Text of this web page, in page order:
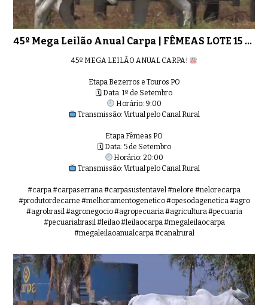
45º Mega Leilão Anual Carpa | FÊMEAS LOTE 15 - 5434
45º MEGA LEILÃO ANUAL CARPA!
Etapa Bezerros e Touros PO
🗓 Data: 1º de Setembro
Horário: 9:00
Transmissão: Virtual pelo Canal Rural
Etapa Fêmeas PO
🗓 Data: 5 de Setembro
Horário: 20:00
Transmissão: Virtual pelo Canal Rural
#carpa #carpaserrana #carpasustentavel #nelore #nelorecarpa
#produtordecarne #melhoramentogenetico #opesodagenetica #agro
#agrobrasil #agronegocio #agropecuaria #agricultura #pecuaria
#pecuariabrasil #leilao #leilaocarpa #megaleilaocarpa
#megaleilaoanualcarpa #canalrural